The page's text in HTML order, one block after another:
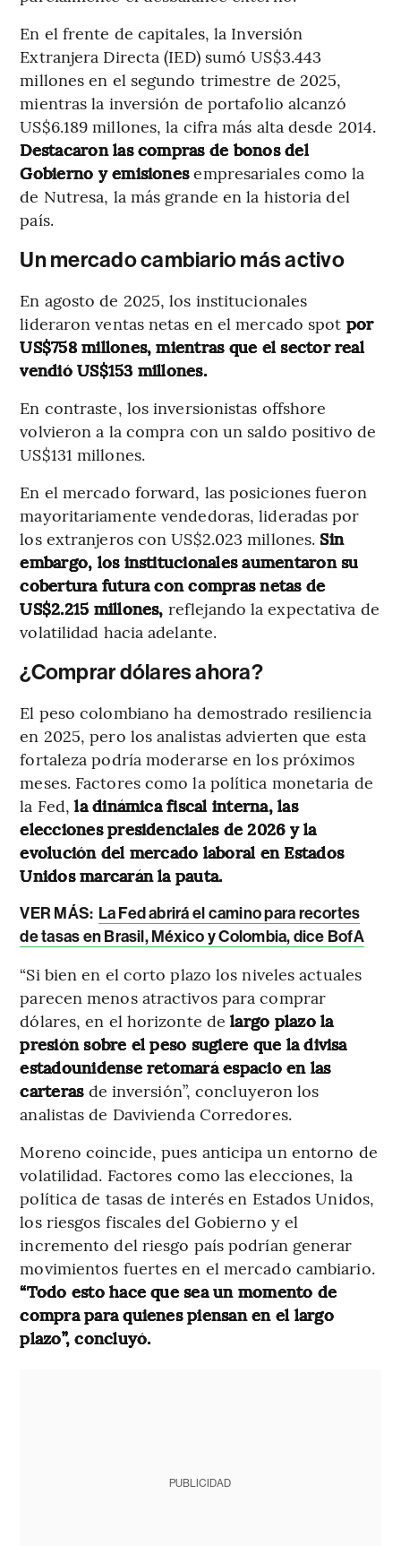
En el frente de capitales, la Inversión
Extranjera Directa (IED) sumó US$3.443
millones en el segundo trimestre de 2025,
mientras la inversión de portafolio alcanzó
US$6.189 millones, la cifra más alta desde 2014.
Destacaron las compras de bonos del
Gobierno y emisionesempresariales como la
de Nutresa, la más grande en la historia del
país.
Un mercado cambiario más activo
En agosto de 2025, los institucionales
lideraron ventas netas en el mercado spot por
US$758 millones, mientras que el sector real
vendió US$153 millones.
En contraste, los inversionistas offshore
volvieron a la compra con un saldo positivo de
US$131 millones.
En el mercado forward, las posiciones fueron
mayoritariamente vendedoras, lideradas por
los extranjeros con US$2.023 millones. Sin
embargo, los institucionales aumentaron su
cobertura futura con compras netas de
US$2.215 millones, reflejando la expectativa de
volatilidad hacia adelante.
¿Comprar dólares ahora?
El peso colombiano ha demostrado resiliencia
en 2025, pero los analistas advierten que esta
fortaleza podría moderarse en los próximos
meses. Factores como la política monetaria de
la Fed, la dinámica fiscal interna, las
elecciones presidenciales de 2026 y la
evolución del mercado laboral en Estados
Unidos marcarán la pauta.
VER MÁS: La Fed abrirá el camino para recortes
de tasas en Brasil, México y Colombia, dice BofA
“Si bien en el corto plazo los niveles actuales
parecen menos atractivos para comprar
dólares, en el horizonte delargo plazo la
presión sobre el peso sugiere que la divisa
estadounidense retomará espacio en las
carteras de inversión”, concluyeron los
analistas de Davivienda Corredores.
Moreno coincide, pues anticipa un entorno de
volatilidad. Factores como las elecciones, la
política de tasas de interés en Estados Unidos,
los riesgos fiscales del Gobierno y el
incremento del riesgo país podrían generar
movimientos fuertes en el mercado cambiario.
“Todo esto hace que sea un momento de
compra para quienes piensan en el largo
plazo”, concluyó.
PUBLICIDAD